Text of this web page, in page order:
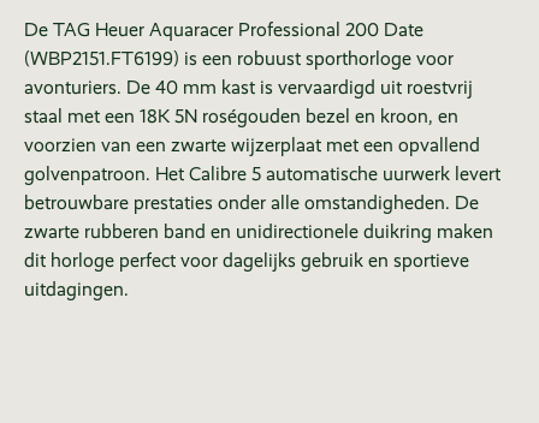
De TAG Heuer Aquaracer Professional 200 Date
(WBP2151.FT6199) is een robuust sporthorloge voor
avonturiers. De 40 mm kast is vervaardigd uit roestvrij
staal met een 18K 5N roségouden bezel en kroon, en
voorzien van een zwarte wijzerplaat met een opvallend
golvenpatroon. Het Calibre 5 automatische uurwerk levert
betrouwbare prestaties onder alle omstandigheden. De
zwarte rubberen band en unidirectionele duikring maken
dit horloge perfect voor dagelijks gebruik en sportieve
uitdagingen.